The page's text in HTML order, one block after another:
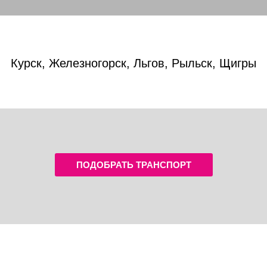
Курск, Железногорск, Льгов, Рыльск, Щигры
ПОДОБРАТЬ ТРАНСПОРТ